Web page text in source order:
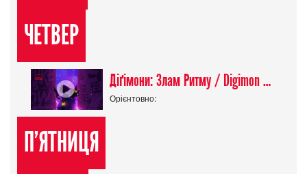
ЧЕТВЕР
Діґімони: Злам Ритму / Digimon Beatbreak
Орієнтовно:
П'ЯТНИЦЯ